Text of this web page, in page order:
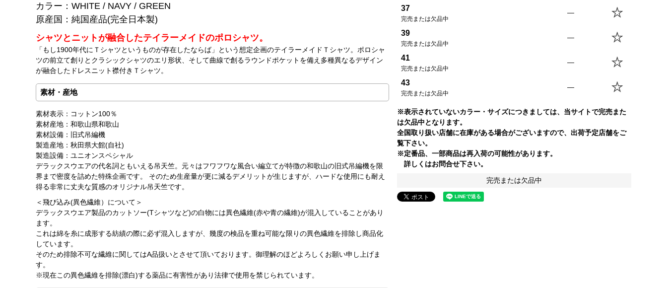
カラー：WHITE / NAVY / GREEN
原産国：純国産品(完全日本製)
シャツとニットが融合したテイラーメイドのポロシャツ。
「もし1900年代にＴシャツというものが存在したならば」という想定企画のテイラーメイドＴシャツ。ポロシャ
ツの前立て創りとクラシックシャツのエリ形状、そして曲線で創るラウンドポケットを備え多種異なるデザイン
が融合したドレスニット襟付きＴシャツ。
素材・産地
素材表示：コットン100％
素材産地：和歌山県和歌山
素材設備：旧式吊編機
製造産地：秋田県大館(自社)
製造設備：ユニオンスペシャル
デラックスウエアの代名詞ともいえる吊天竺。元々はフワフワな風合い編立てが特徴の和歌山の旧式吊編機を限
界まで密度を詰めた特殊企画です。 そのため生産量が更に減るデメリットが生じますが、ハードな使用にも耐え
得る非常に丈夫な質感のオリジナル吊天竺です。
＜飛び込み(異色繊維）について＞
デラックスウエア製品のカットソー(Tシャツなど)の白物には異色繊維(赤や青の繊維)が混入していることがあり
ます。
これは綿を糸に成形する紡績の際に必ず混入しますが、幾度の検品を重ね可能な限りの異色繊維を排除し商品化
しています。
そのため排除不可な繊維に関してはA品扱いとさせて頂いております。御理解のほどよろしくお願い申し上げま
す。
※現在この異色繊維を排除(漂白)する薬品に有害性があり法律で使用を禁じられています。
37
完売または欠品中
—
39
完売または欠品中
—
41
完売または欠品中
—
43
完売または欠品中
—
※表示されていないカラー・サイズにつきましては、当サイトで完売また
は欠品中となります。
全国取り扱い店舗に在庫がある場合がございますので、出荷予定店舗をご
覧下さい。
※定番品、一部商品は再入荷の可能性があります。
詳しくはお問合せ下さい。
完売または欠品中